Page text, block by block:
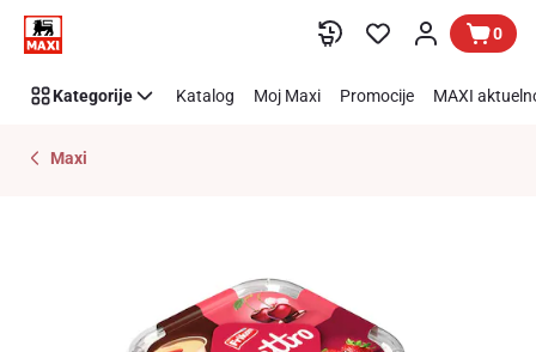
Preskoči link 0
Kategorije Katalog Moj Maxi Promocije MAXI
Maxi